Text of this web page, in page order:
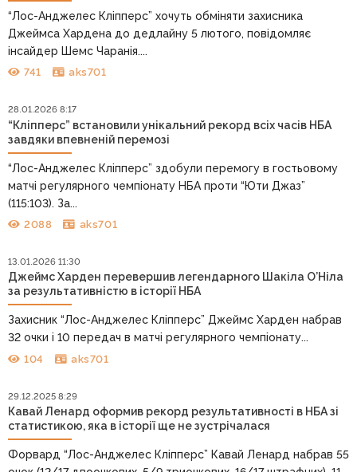
“Лос-Анджелес Кліпперс” хочуть обміняти захисника
Джеймса Хардена до дедлайну 5 лютого, повідомляє
інсайдер Шемс Чаранія....
741 aks701
28.01.2026 8:17
“Кліпперс” встановили унікальний рекорд всіх часів НБА
завдяки впевненій перемозі
“Лос-Анджелес Кліпперс” здобули перемогу в гостьовому
матчі регулярного чемпіонату НБА проти “Юти Джаз”
(115:103). За...
2088 aks701
13.01.2026 11:30
Джеймс Харден перевершив легендарного Шакіла О’Ніла
за результативністю в історії НБА
Захисник “Лос-Анджелес Кліпперс” Джеймс Харден набрав
32 очки і 10 передач в матчі регулярного чемпіонату...
104 aks701
29.12.2025 8:29
Кавай Ленард оформив рекорд результативності в НБА зі
статистикою, яка в історії ще не зустрічалася
Форвард “Лос-Анджелес Кліпперс” Кавай Ленард набрав 55